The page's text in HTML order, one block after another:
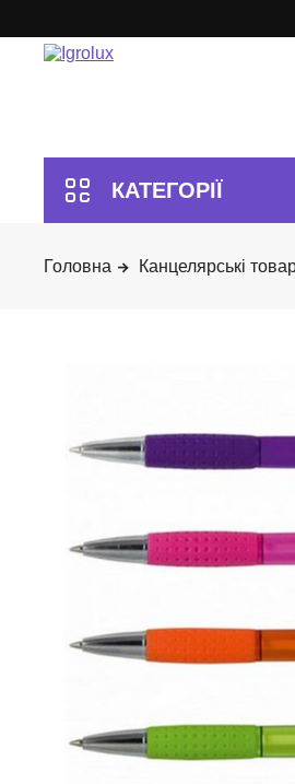
Канцелярські